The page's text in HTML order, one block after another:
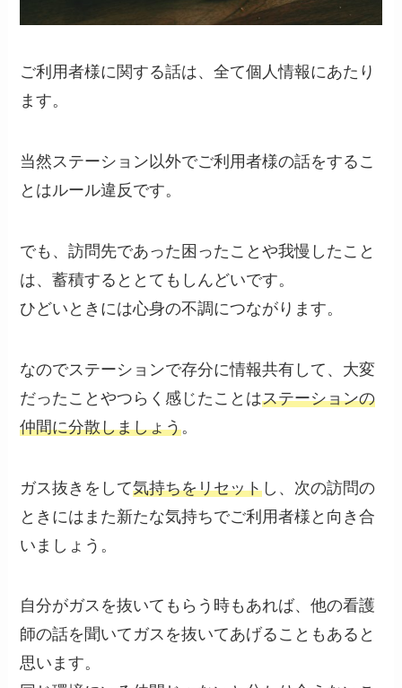
ご利用者様に関する話は、全て個人情報にあたり
ます。
当然ステーション以外でご利用者様の話をするこ
とはルール違反 です。
でも、訪問先であった困ったことや我慢したこと
は、蓄積するととてもしんどいです。
ひどいときには心身の不調につながります。
なのでステーションで存分に情報共有して、大変
だったことやつらく感じたことはステーションの
仲間に分散しましょう。
ガス抜きをして気持ちをリセット し、次の訪問の
ときにはまた新たな気持ちでご利用者様と向き合
いましょう。
自分がガスを抜いてもらう時もあれば、他の看護
師の話を聞いてガスを抜いてあげることもあると
思います。